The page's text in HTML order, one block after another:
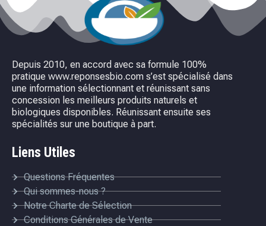
Depuis 2010, en accord avec sa formule 100%
pratique www.reponsesbio.com s’est spécialisé dans
une information sélectionnant et réunissant sans
concession les meilleurs produits naturels et
biologiques disponibles. Réunissant ensuite ses
spécialités sur une boutique à part.
Liens Utiles
Questions Fréquentes
Qui sommes-nous ?
Notre Charte de Sélection
Conditions Générales de Vente